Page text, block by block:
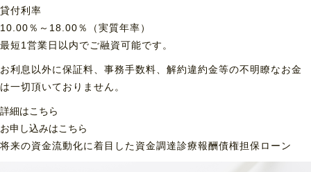
貸付利率
10.00％～18.00％（実質年率）
最短1営業日以内でご融資可能です。
お利息以外に保証料、事務手数料、解約違約金等の不明瞭なお金
は一切頂いておりません。
詳細はこちら
お申し込みはこちら
将来の資金流動化に着目した資金調達診療報酬債権担保ローン